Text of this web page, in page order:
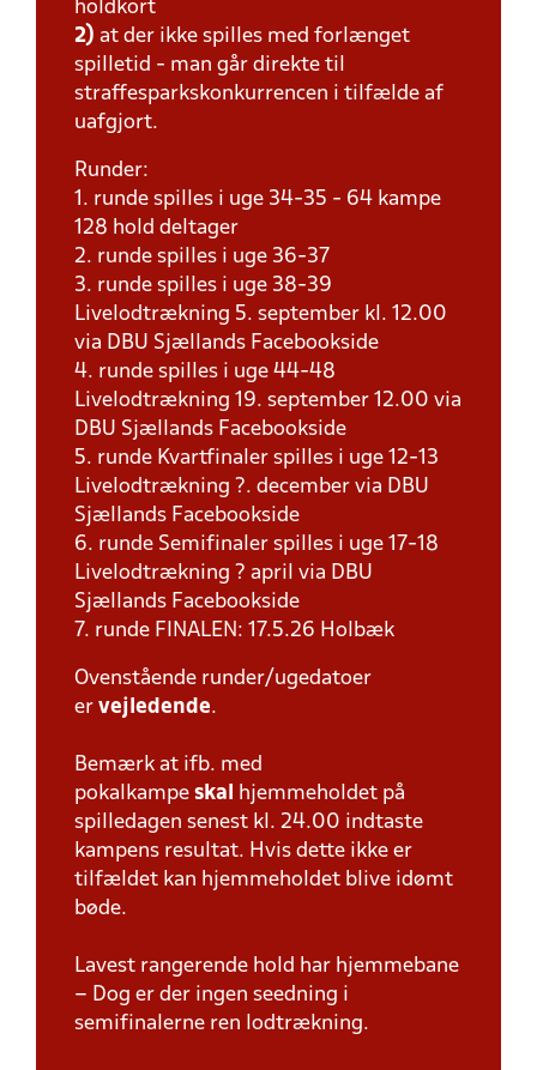
holdkort
2) at der ikke spilles med forlænget
spilletid - man går direkte til
straffesparkskonkurrencen i tilfælde af
uafgjort.
Runder:
1. runde spilles i uge 34-35 - 64 kampe
128 hold deltager
2. runde spilles i uge 36-37
3. runde spilles i uge 38-39
Livelodtrækning 5. september kl. 12.00
via DBU Sjællands Facebookside
4. runde spilles i uge 44-48
Livelodtrækning 19. september 12.00 via
DBU Sjællands Facebookside
5. runde Kvartfinaler spilles i uge 12-13
Livelodtrækning ?. december via DBU
Sjællands Facebookside
6. runde Semifinaler spilles i uge 17-18
Livelodtrækning ? april via DBU
Sjællands Facebookside
7. runde FINALEN: 17.5.26 Holbæk
Ovenstående runder/ugedatoer
er vejledende.
Bemærk at ifb. med
pokalkampe skal
hjemmeholdet på
spilledagen senest kl. 24.00 indtaste
kampens resultat. Hvis dette ikke er
tilfældet kan hjemmeholdet blive idømt
bøde.
Lavest rangerende hold har hjemmebane
– Dog er der ingen seedning i
semifinalerne ren lodtrækning.